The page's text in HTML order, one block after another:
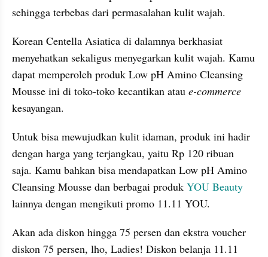
sehingga terbebas dari permasalahan kulit wajah.
Korean Centella Asiatica di dalamnya berkhasiat
menyehatkan sekaligus menyegarkan kulit wajah. Kamu
dapat memperoleh produk Low pH Amino Cleansing
Mousse ini di toko-toko kecantikan atau
kesayangan.
Untuk bisa mewujudkan kulit idaman, produk ini hadir
dengan harga yang terjangkau, yaitu Rp 120 ribuan
saja. Kamu bahkan bisa mendapatkan Low pH Amino
Cleansing Mousse dan berbagai produk
lainnya dengan mengikuti promo 11.11 YOU.
Akan ada diskon hingga 75 persen dan ekstra voucher
diskon 75 persen, lho, Ladies! Diskon belanja 11.11